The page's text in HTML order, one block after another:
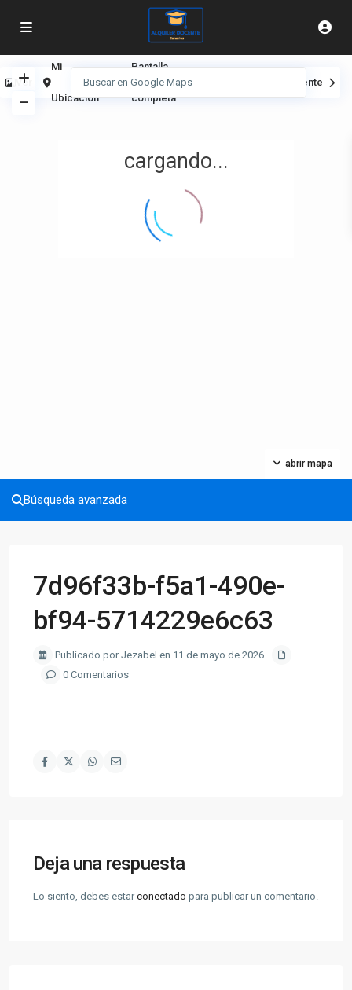
cargando...
abrir mapa
Ver
Mi
Ubicación
Pantalla
completa
Siguiente
Búsqueda avanzada
7d96f33b-f5a1-490e-
bf94-5714229e6c63
Publicado por Jezabel en 11 de mayo de 2026
0 Comentarios
Deja una respuesta
Lo siento, debes estarconectado para publicar un comentario.